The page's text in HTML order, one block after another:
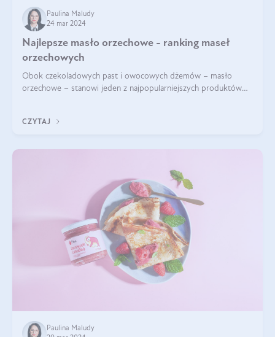
Paulina Maludy
24 mar 2024
Najlepsze masło orzechowe - ranking maseł
orzechowych
Obok czekoladowych past i owocowych dżemów – masło
orzechowe – stanowi jeden z najpopularniejszych produktów
CZYTAJ
Paulina Maludy